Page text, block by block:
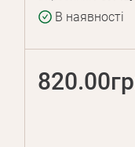
В наявності